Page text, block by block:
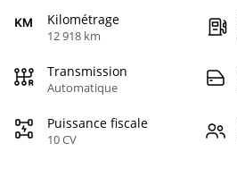
Kilométrage
12 918 km
Transmission
Automatique
Puissance fiscale
10 CV